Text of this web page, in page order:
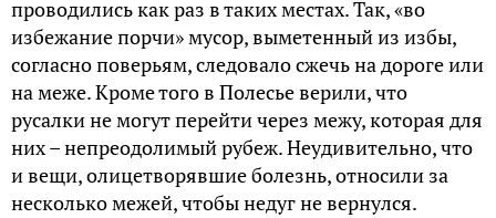
проводились как раз в таких местах. Так, «во
избежание порчи» мусор, выметенный из избы,
согласно поверьям, следовало сжечь на дороге или
на меже. Кроме того в Полесье верили, что
русалки не могут перейти через межу, которая для
них – непреодолимый рубеж. Неудивительно, что
и вещи, олицетворявшие болезнь, относили за
несколько межей, чтобы недуг не вернулся.